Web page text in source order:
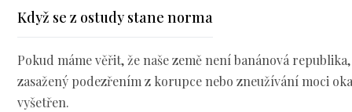
Když se z ostudy stane norma
Pokud máme věřit, že naše země není banánová
zasažený podezřením z korupce nebo zneužívání moci
vyšetřen.